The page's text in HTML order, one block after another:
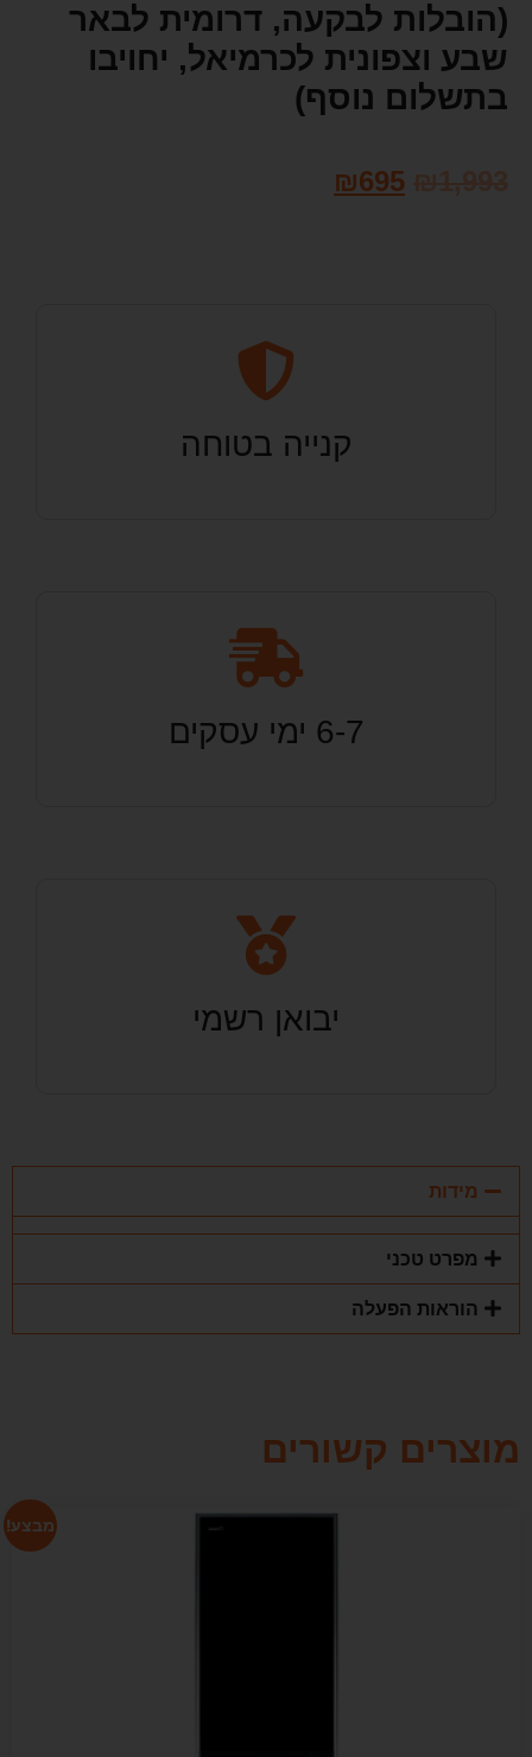
(הובלות לבקעה, דרומית לבאר
שבע וצפונית לכרמיאל, יחויבו
בתשלום נוסף)
₪695
קנייה בטוחה
6-7 ימי עסקים
יבואן רשמי
מידות
מפרט טכני
הוראות הפעלה
מוצרים קשורים
מבצע!